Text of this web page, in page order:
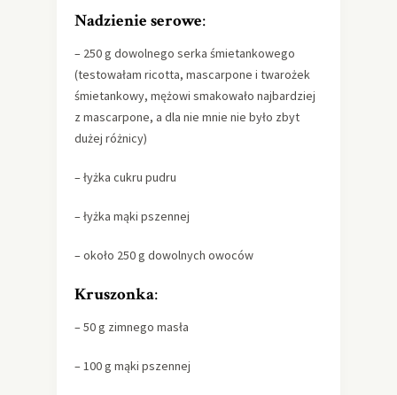
Nadzienie serowe:
– 250 g dowolnego serka śmietankowego
(testowałam ricotta, mascarpone i twarożek
śmietankowy, mężowi smakowało najbardziej
z mascarpone, a dla nie mnie nie było zbyt
dużej różnicy)
– łyżka cukru pudru
– łyżka mąki pszennej
– około 250 g dowolnych owoców
Kruszonka:
– 50 g zimnego masła
– 100 g mąki pszennej